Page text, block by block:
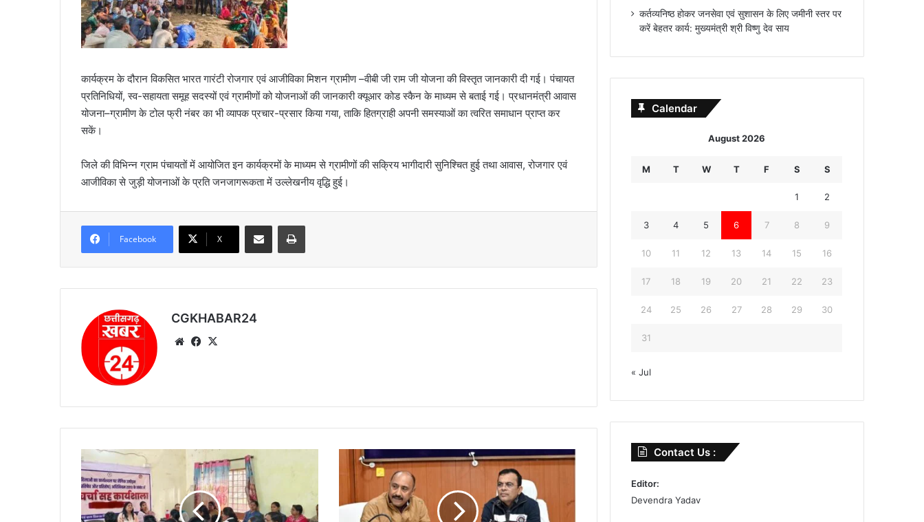
कार्यक्रम के दौरान विकसित भारत गारंटी रोजगार एवं आजीविका मिशन ग्रामीण –वीबी जी राम जी योजना की विस्तृत जानकारी दी गई। पंचायत
प्रतिनिधियों, स्व-सहायता समूह सदस्यों एवं ग्रामीणों को योजनाओं की जानकारी क्यूआर कोड स्कैन के माध्यम से बताई गई। प्रधानमंत्री आवास
योजना–ग्रामीण के टोल फ्री नंबर का भी व्यापक प्रचार-प्रसार किया गया, ताकि हितग्राही अपनी समस्याओं का त्वरित समाधान प्राप्त कर
सकें।
जिले की विभिन्न ग्राम पंचायतों में आयोजित इन कार्यक्रमों के माध्यम से ग्रामीणों की सक्रिय भागीदारी सुनिश्चित हुई तथा आवास, रोजगार एवं
आजीविका से जुड़ी योजनाओं के प्रति जनजागरूकता में उल्लेखनीय वृद्धि हुई।
Facebook X
CGKHABAR24
We Fa
म
हि
ला
ओं
का
कर्तव्यनिष्ठ होकर जनसेवा एवं सुशासन के लिए जमीनी स्तर पर
करें बेहतर कार्य: मुख्यमंत्री श्री विष्णु देव साय
Calendar
August 2026
M T W T F S S
1 2
3 4 5 6 7 8 9
10 11 12 13 14 15 16
17 18 19 20 21 22 23
24 25 26 27 28 29 30
31
« Jul
Contact Us :
Editor:
Devendra Yadav